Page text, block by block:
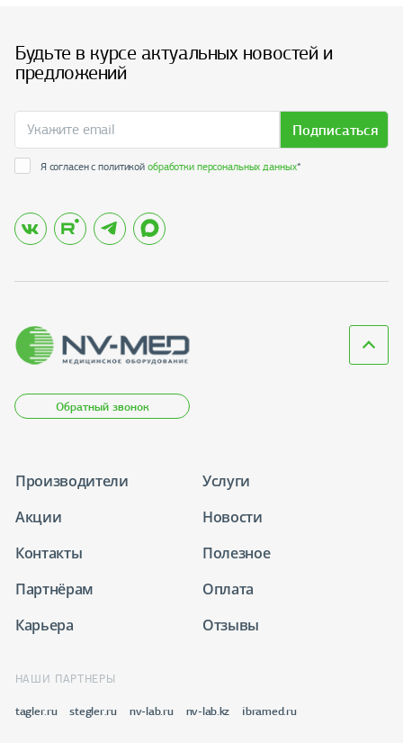
Будьте в курсе актуальных новостей и
предложений
Подписаться
Я согласен с политикойобработки персональных данных*
Обратный звонок
Производители
Услуги
Акции
Новости
Контакты
Полезное
Партнёрам
Оплата
Карьера
Отзывы
НАШИ ПАРТНЕРЫ
tagler.ru stegler.ru nv-lab.ru nv-lab.kz ibramed.ru